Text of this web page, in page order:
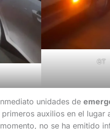
GT
unidades de
auxilios en el
no se ha emitido